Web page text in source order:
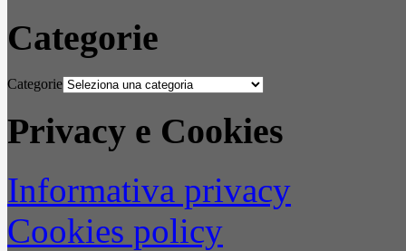
Categorie
Categorie
Privacy e Cookies
Informativa privacy
Cookies policy